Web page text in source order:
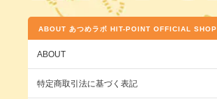
ABOUT あつめラボ HIT-POINT OFFICIAL SHOP
ABOUT
特定商取引法に基づく表記